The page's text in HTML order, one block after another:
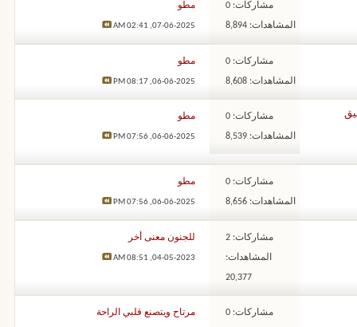
مشاركات: 0
المشاهدات: 8,894
مطو
07-06-2025,
02:41 AM
مشاركات: 0
المشاهدات: 8,608
مطو
06-06-2025,
08:17 PM
الحقيق مشاركات: 0
المشاهدات: 8,539
مطو
06-06-2025,
07:56 PM
مشاركات: 0
المشاهدات: 8,656
مطو
06-06-2025,
07:56 PM
مشاركات: 2
المشاهدات:
20,377
للجنون معنى أخر
04-05-2023,
08:51 AM
مشاركات: 0 مرتاح ويتصنع قلبي الراحة